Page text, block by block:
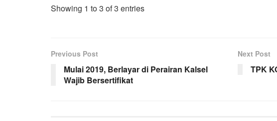
Showing 1 to 3 of 3 entries
Previous Post
Mulai 2019, Berlayar di Perairan Kalsel
Wajib Bersertifikat
Next Post
TPK